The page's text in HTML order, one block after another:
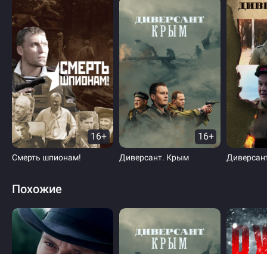
16+
Смерть шпионам!
16+
Диверсант. Крым
Похожие